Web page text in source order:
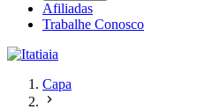
Afiliadas
Trabalhe Conosco
Capa